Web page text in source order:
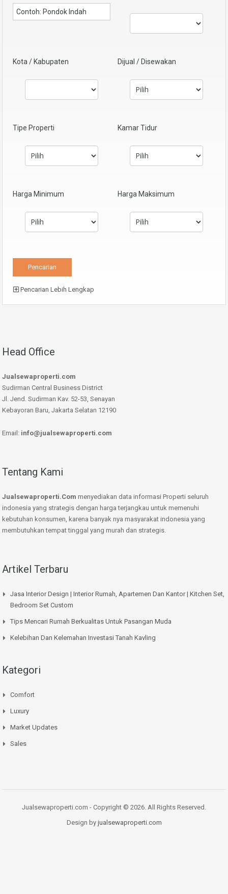
Kota / Kabupaten Dijual / Disewakan
Tipe Properti Kamar Tidur
Harga Minimum Harga Maksimum
Pencarian Lebih Lengkap
Head Office
Jualsewaproperti.com
Sudirman Central Business District
Jl. Jend. Sudirman Kav. 52-53, Senayan
Kebayoran Baru, Jakarta Selatan 12190
Email: info@jualsewaproperti.com
Tentang Kami
Jualsewaproperti.Com menyediakan data informasi Properti seluruh
indonesia yang strategis dengan harga terjangkau untuk memenuhi
kebutuhan konsumen, karena banyak nya masyarakat indonesia yang
membutuhkan tempat tinggal yang murah dan strategis.
Artikel Terbaru
Jasa Interior Design | Interior Rumah, Apartemen Dan Kantor | Kitchen Set,
Bedroom Set Custom
Tips Mencari Rumah Berkualitas Untuk Pasangan Muda
Kelebihan Dan Kelemahan Investasi Tanah Kavling
Kategori
Comfort
Luxury
Market Updates
Sales
Jualsewaproperti.com - Copyright © 2026. All Rights Reserved.
Design by jualsewaproperti.com